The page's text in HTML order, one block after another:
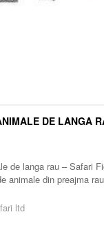
DE LANGA
de langa rau – Safari
animale din preajma
ltd